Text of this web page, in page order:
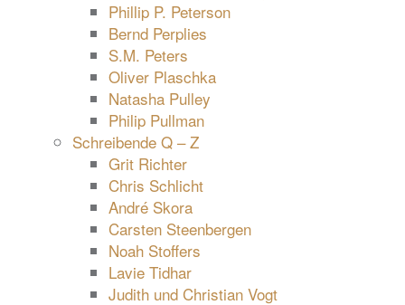
Phillip P. Peterson
Bernd Perplies
S.M. Peters
Oliver Plaschka
Natasha Pulley
Philip Pullman
Schreibende Q – Z
Grit Richter
Chris Schlicht
André Skora
Carsten Steenbergen
Noah Stoffers
Lavie Tidhar
Judith und Christian Vogt